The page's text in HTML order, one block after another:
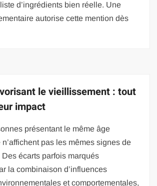
d’ingrédients bien réelle. Une
autorise cette mention dès
le vieillissement : tout
impact
présentant le même âge
pas les mêmes signes de
écarts parfois marqués
la combinaison d’influences
et comportementales,